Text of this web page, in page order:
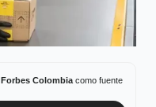
Forbes Colombiacomo fuente